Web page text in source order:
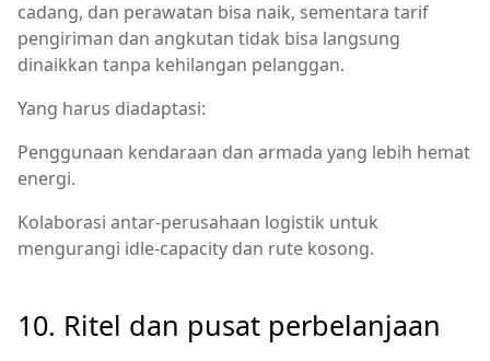
cadang, dan perawatan bisa naik, sementara tarif
pengiriman dan angkutan tidak bisa langsung
dinaikkan tanpa kehilangan pelanggan.
Yang harus diadaptasi:
Penggunaan kendaraan dan armada yang lebih hemat
energi.
Kolaborasi antar‑perusahaan logistik untuk
mengurangi idle‑capacity dan rute kosong.
10. Ritel dan pusat perbelanjaan